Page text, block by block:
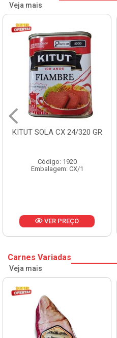
Veja mais
SOLA CX 24/320 GR
Código: 1920
Embalagem: CX/1
VER PREÇO
Carnes Variadas
Veja mais